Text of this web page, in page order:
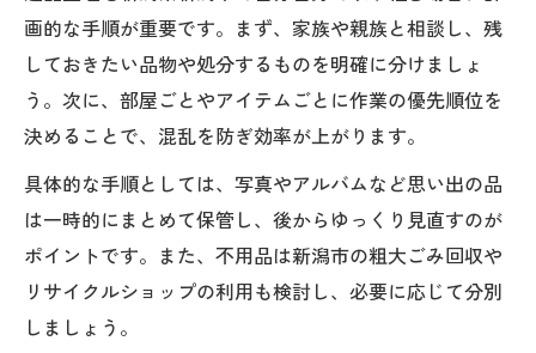
画的な手順が重要です。まず、家族や親族と相談し、残
しておきたい品物や処分するものを明確に分けましょ
う。次に、部屋ごとやアイテムごとに作業の優先順位を
決めることで、混乱を防ぎ効率が上がります。
具体的な手順としては、写真やアルバムなど思い出の品
は一時的にまとめて保管し、後からゆっくり見直すのが
ポイントです。また、不用品は新潟市の粗大ごみ回収や
リサイクルショップの利用も検討し、必要に応じて分別
しましょう。